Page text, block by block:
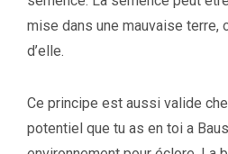
mise dans une mauvaise terre,
d’elle.
Ce principe est aussi valide
potentiel que tu as en toi a